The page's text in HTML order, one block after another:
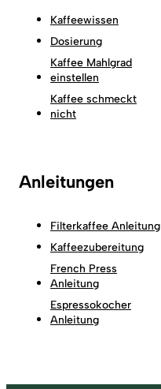
Kaffeewissen
Dosierung
Kaffee Mahlgrad
einstellen
Kaffee schmeckt
nicht
Anleitungen
Filterkaffee Anleitung
Kaffeezubereitung
French Press
Anleitung
Espressokocher
Anleitung